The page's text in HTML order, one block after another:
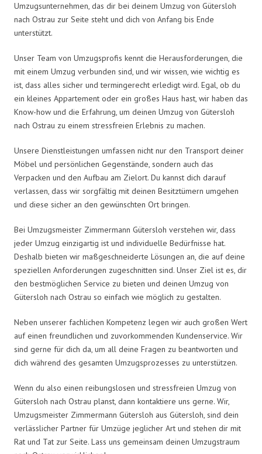
Umzugsunternehmen, das dir bei deinem Umzug von Gütersloh
nach Ostrau zur Seite steht und dich von Anfang bis Ende
unterstützt.
Unser Team von Umzugsprofis kennt die Herausforderungen, die
mit einem Umzug verbunden sind, und wir wissen, wie wichtig es
ist, dass alles sicher und termingerecht erledigt wird. Egal, ob du
ein kleines Appartement oder ein großes Haus hast, wir haben das
Know-how und die Erfahrung, um deinen Umzug von Gütersloh
nach Ostrau zu einem stressfreien Erlebnis zu machen.
Unsere Dienstleistungen umfassen nicht nur den Transport deiner
Möbel und persönlichen Gegenstände, sondern auch das
Verpacken und den Aufbau am Zielort. Du kannst dich darauf
verlassen, dass wir sorgfältig mit deinen Besitztümern umgehen
und diese sicher an den gewünschten Ort bringen.
Bei Umzugsmeister Zimmermann Gütersloh verstehen wir, dass
jeder Umzug einzigartig ist und individuelle Bedürfnisse hat.
Deshalb bieten wir maßgeschneiderte Lösungen an, die auf deine
speziellen Anforderungen zugeschnitten sind. Unser Ziel ist es, dir
den bestmöglichen Service zu bieten und deinen Umzug von
Gütersloh nach Ostrau so einfach wie möglich zu gestalten.
Neben unserer fachlichen Kompetenz legen wir auch großen Wert
auf einen freundlichen und zuvorkommenden Kundenservice. Wir
sind gerne für dich da, um all deine Fragen zu beantworten und
dich während des gesamten Umzugsprozesses zu unterstützen.
Wenn du also einen reibungslosen und stressfreien Umzug von
Gütersloh nach Ostrau planst, dann kontaktiere uns gerne. Wir,
Umzugsmeister Zimmermann Gütersloh aus Gütersloh, sind dein
verlässlicher Partner für Umzüge jeglicher Art und stehen dir mit
Rat und Tat zur Seite. Lass uns gemeinsam deinen Umzugstraum